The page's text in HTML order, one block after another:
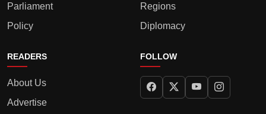
Parliament
Policy
Regions
Diplomacy
READERS
About Us
Advertise
FOLLOW